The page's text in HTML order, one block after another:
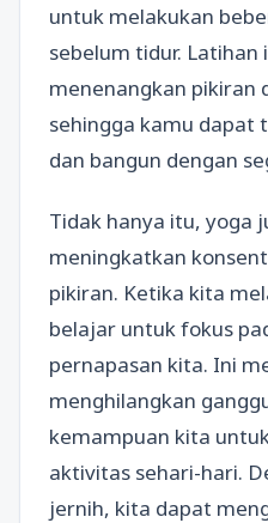
untuk melakukan
sebelum tidur.
menenangkan pikiran
sehingga kamu dapat
dan bangun dengan
Tidak hanya itu, yoga
meningkatkan
pikiran. Ketika kita
belajar untuk fokus
pernapasan kita. Ini
menghilangkan
kemampuan kita
aktivitas sehari-hari.
jernih, kita dapat